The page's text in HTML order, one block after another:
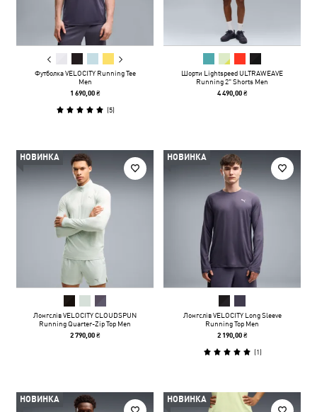
Футболка VELOCITY Running Tee
Men
1 690,00 ₴
(5)
Шорти Lightspeed ULTRAWEAVE
Running 2" Shorts Men
4 490,00 ₴
НОВИНКА
Лонгслів VELOCITY CLOUDSPUN
Running Quarter-Zip Top Men
2 790,00 ₴
НОВИНКА
Лонгслів VELOCITY Long Sleeve
Running Top Men
2 190,00 ₴
(1)
НОВИНКА НОВИНКА